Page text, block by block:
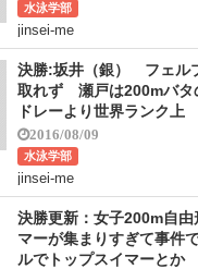
水泳学部
jinsei-me
決勝:坂井（銀） フェル
取れず 瀬戸は200mバタ
ドレーより世界ランク上
2016/08/09
水泳学部
jinsei-me
決勝更新：女子200m自由
マーが集まりすぎて事件
ルでトップスイマーとか